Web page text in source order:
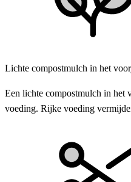
Lichte compostmulch in het
Een lichte compostmulch in het
voeding. Rijke voeding